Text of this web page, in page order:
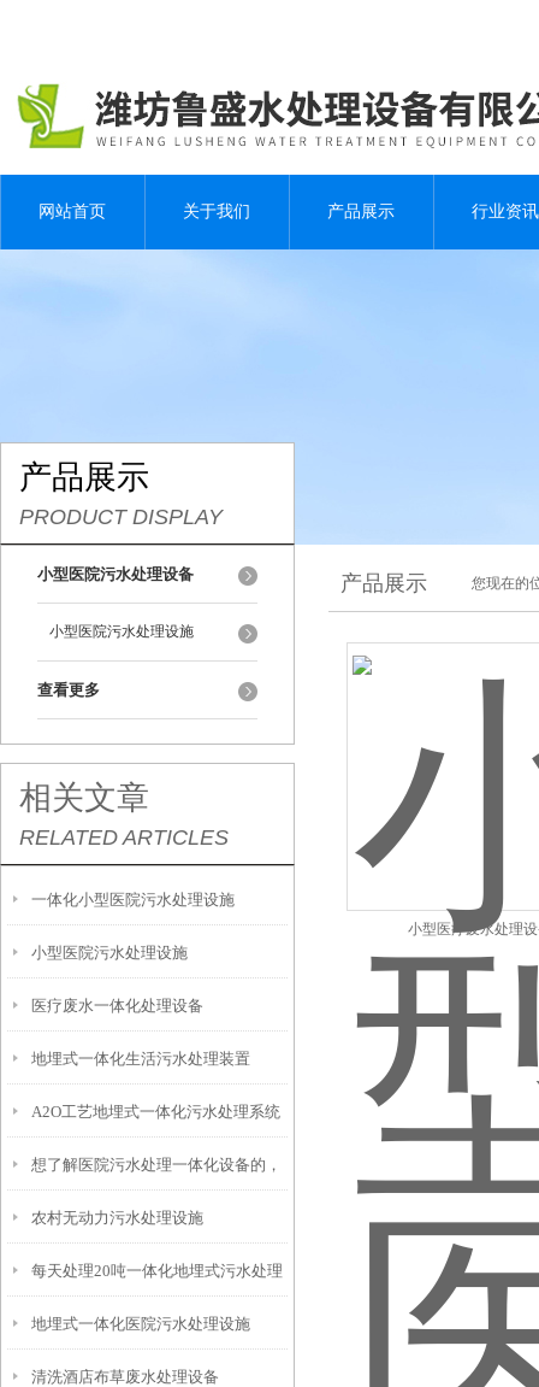
网站首页 关于我们 产品展示 行业资讯
产品展示
PRODUCT DISPLAY
小型医院污水处理设备
小型医院污水处理设施
查看更多
相关文章
RELATED ARTICLES
一体化小型医院污水处理设施
小型医院污水处理设施
医疗废水一体化处理设备
地埋式一体化生活污水处理装置
A2O工艺地埋式一体化污水处理系统
想了解医院污水处理一体化设备的，
看这里！
农村无动力污水处理设施
每天处理20吨一体化地埋式污水处理
设备
地埋式一体化医院污水处理设施
清洗酒店布草废水处理设备
产品展示 您现在的
小型医疗废水处理